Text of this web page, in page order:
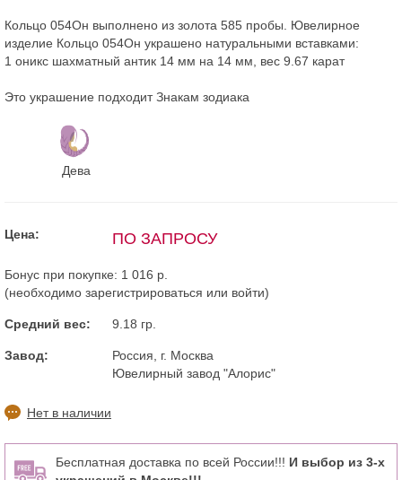
Кольцо 054Он выполнено из золота 585 пробы. Ювелирное
изделие Кольцо 054Он украшено натуральными вставками:
1 оникс шахматный антик 14 мм на 14 мм, вес 9.67 карат
Это украшение подходит Знакам зодиака
Дева
Цена: ПО ЗАПРОСУ
Бонус при покупке: 1 016 р.
(необходимо зарегистрироваться или войти)
Средний вес: 9.18 гр.
Завод:
Россия, г. Москва
Ювелирный завод "Алорис"
Нет в наличии
Бесплатная доставка по всей России!!! И выбор из 3-х